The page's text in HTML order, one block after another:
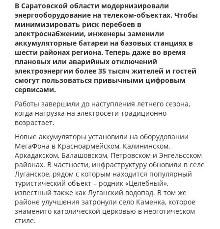
В Саратовской области модернизировали
энергооборудование на телеком-объектах. Чтобы
минимизировать риск перебоев в
электроснабжении, инженеры заменили
аккумуляторные батареи на базовых станциях в
шести районах региона. Теперь даже во время
плановых или аварийных отключений
электроэнергии более 35 тысяч жителей и гостей
смогут пользоваться привычными цифровым
сервисами.
Работы завершили до наступления летнего сезона,
когда нагрузка на электросети традиционно
возрастает.
Новые аккумуляторы установили на оборудовании
МегаФона в Красноармейском, Калининском,
Аркадакском, Балашовском, Петровском и Энгельсском
районах. В частности, инфраструктуру обновили в селе
Луганское, рядом с которым находится популярный
туристический объект – родник «Целебный»,
известный также как Луганский водопад. В том же
районе улучшения затронули село Каменка, которое
знаменито католической церковью в неоготическом
стиле.